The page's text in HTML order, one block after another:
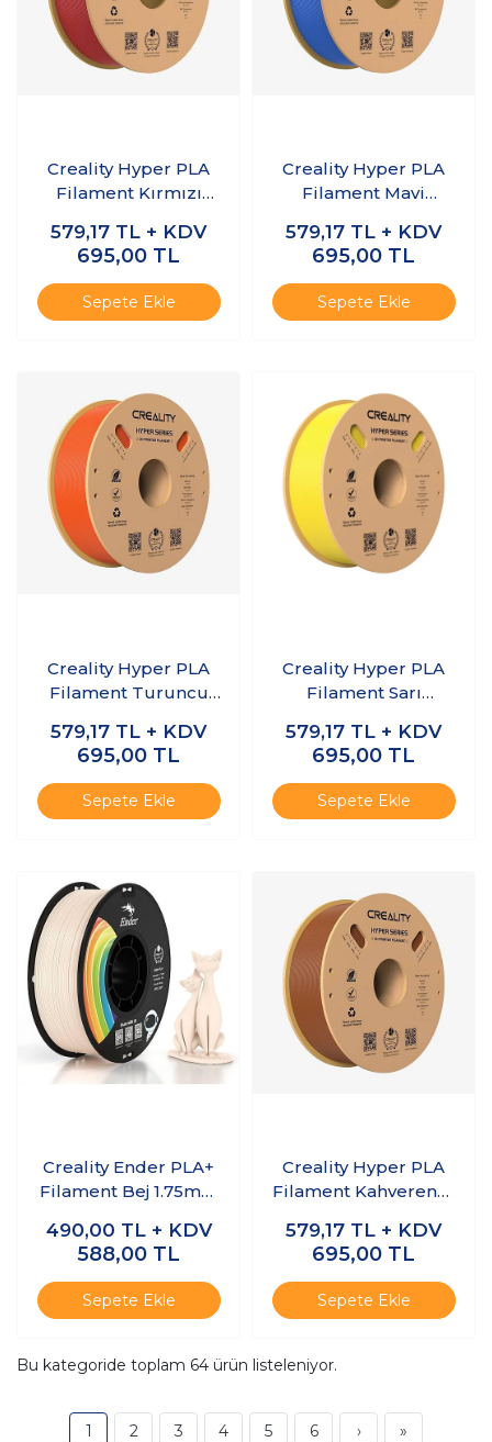
Creality Hyper PLA
Filament Kırmızı
579,17 TL + KDV
695,00 TL
Sepete Ekle
Creality Hyper PLA
Filament Mavi
579,17 TL + KDV
695,00 TL
Sepete Ekle
Creality Hyper PLA
Filament Turuncu
579,17 TL + KDV
695,00 TL
Sepete Ekle
Creality Hyper PLA
Filament Sarı
579,17 TL + KDV
695,00 TL
Sepete Ekle
Creality Ender PLA+
Filament Bej 1.75mm
490,00 TL + KDV
588,00 TL
Sepete Ekle
Creality Hyper PLA
Filament Kahverengi
579,17 TL + KDV
695,00 TL
Sepete Ekle
Bu kategoride toplam 64 ürün listeleniyor.
1 2 3 4 5 6 › »